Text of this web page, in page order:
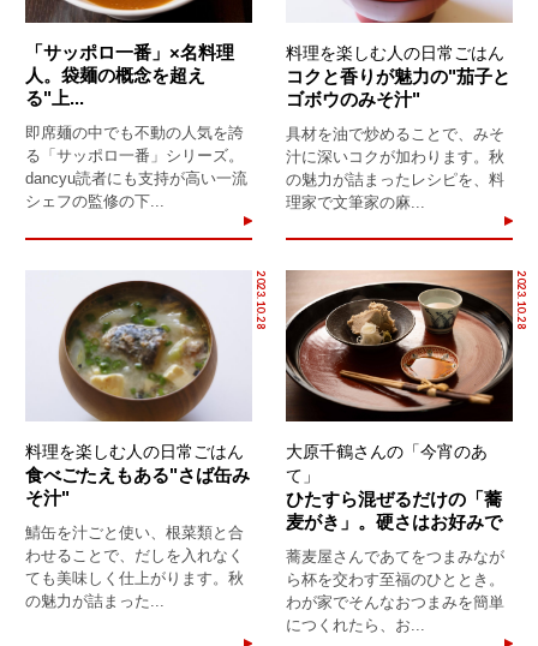
「サッポロ一番」×名料理
人。袋麺の概念を超え
る"上...
即席麺の中でも不動の人気を誇
る「サッポロ一番」シリーズ。
dancyu読者にも支持が高い一流
シェフの監修の下...
料理を楽しむ人の日常ごはん
コクと香りが魅力の"茄子と
ゴボウのみそ汁"
具材を油で炒めることで、みそ
汁に深いコクが加わります。秋
の魅力が詰まったレシピを、料
理家で文筆家の麻...
2023.10.28
料理を楽しむ人の日常ごはん
食べごたえもある"さば缶み
そ汁"
鯖缶を汁ごと使い、根菜類と合
わせることで、だしを入れなく
ても美味しく仕上がります。秋
の魅力が詰まった...
2023.10.28
大原千鶴さんの「今宵のあ
て」
ひたすら混ぜるだけの「蕎
麦がき」。硬さはお好みで
蕎麦屋さんであてをつまみなが
ら杯を交わす至福のひととき。
わが家でそんなおつまみを簡単
につくれたら、お...